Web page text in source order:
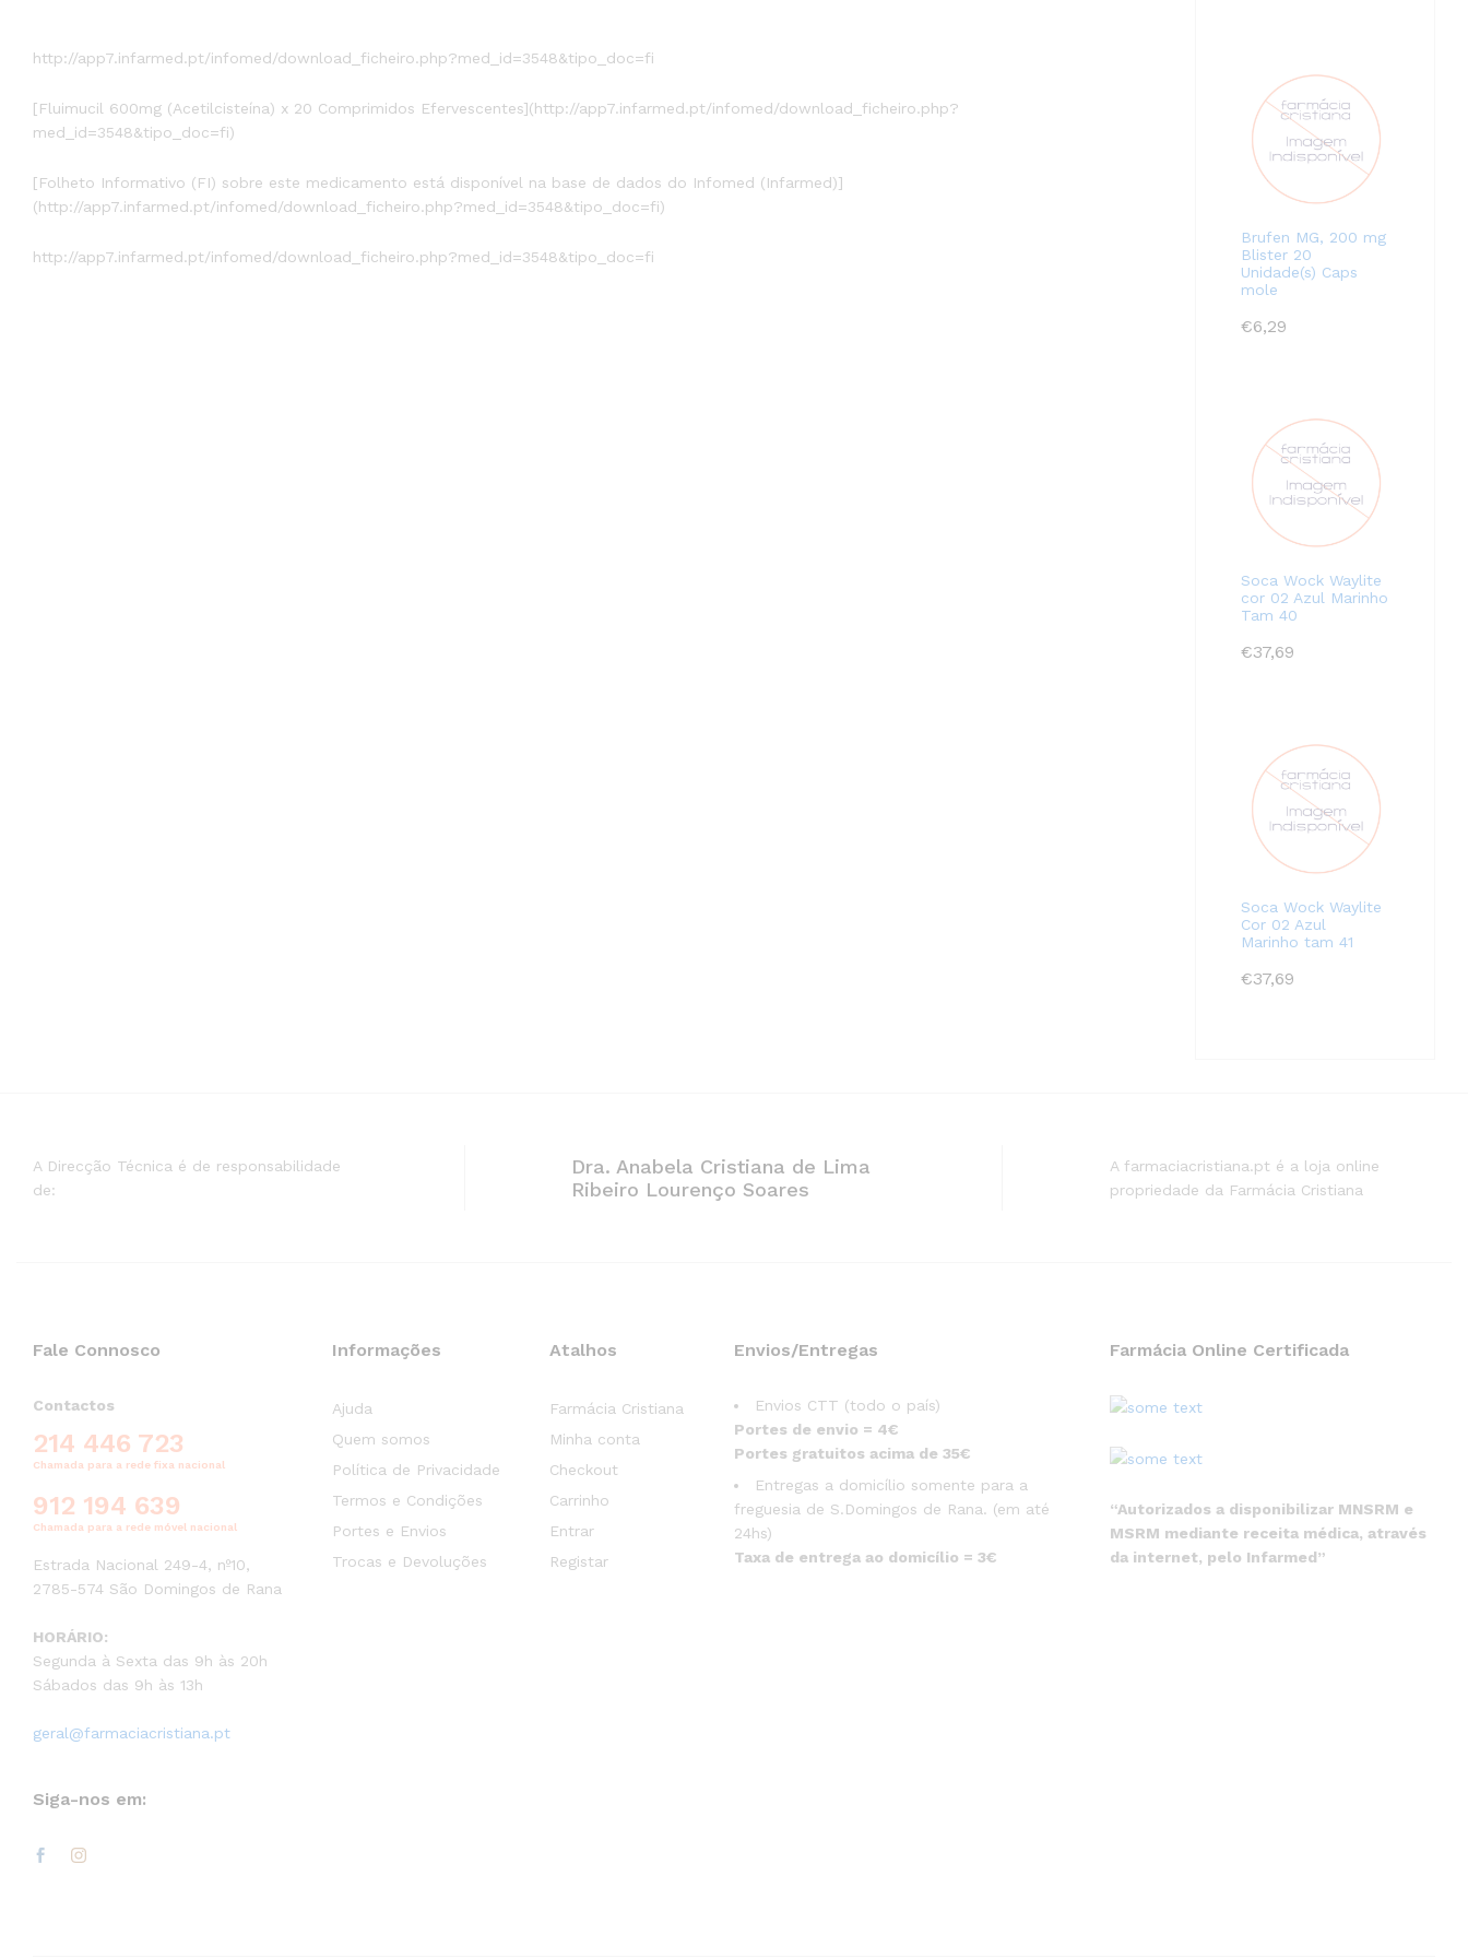
http://app7.infarmed.pt/infomed/download_ficheiro.php?med_id=3548&tipo_doc=fi
[Fluimucil 600mg (Acetilcisteína) x 20 Comprimidos Efervescentes](http://app7.infarmed.pt/infomed/download_ficheiro.php?
med_id=3548&tipo_doc=fi)
[Folheto Informativo (FI) sobre este medicamento está disponível na base de dados do Infomed (Infarmed)]
(http://app7.infarmed.pt/infomed/download_ficheiro.php?med_id=3548&tipo_doc=fi)
http://app7.infarmed.pt/infomed/download_ficheiro.php?med_id=3548&tipo_doc=fi
Brufen MG, 200 mg
Blister 20
Unidade(s) Caps
mole
€6,29
Soca Wock Waylite
cor 02 Azul Marinho
Tam 40
€37,69
Soca Wock Waylite
Cor 02 Azul
Marinho tam 41
€37,69
A Direcção Técnica é de responsabilidade
de:
Dra. Anabela Cristiana de Lima
Ribeiro Lourenço Soares
A farmaciacristiana.pt é a loja online
propriedade da Farmácia Cristiana
Fale Connosco
Contactos
214 446 723
Chamada para a rede fixa nacional
912 194 639
Chamada para a rede móvel nacional
Estrada Nacional 249-4, nº10,
2785-574 São Domingos de Rana
HORÁRIO:
Segunda à Sexta das 9h às 20h
Sábados das 9h às 13h
geral@farmaciacristiana.pt
Siga-nos em:
Informações
Ajuda
Quem somos
Política de Privacidade
Termos e Condições
Portes e Envios
Trocas e Devoluções
Atalhos
Farmácia Cristiana
Minha conta
Checkout
Carrinho
Entrar
Registar
Envios/Entregas
Envios CTT (todo o país)
Portes de envio = 4€
Portes gratuitos acima de 35€
Entregas a domicílio somente para a
freguesia de S.Domingos de Rana. (em até
24hs)
Taxa de entrega ao domicílio = 3€
Farmácia Online Certificada
“Autorizados a disponibilizar MNSRM e
MSRM mediante receita médica, através
da internet, pelo Infarmed”